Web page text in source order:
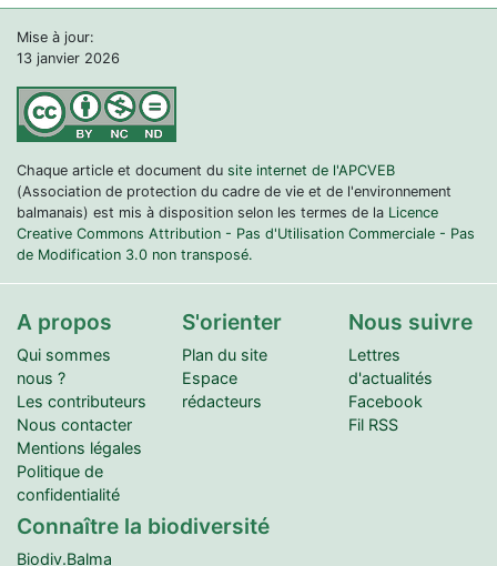
Mise à jour:
13 janvier 2026
Chaque article et document du site internet de l'APCVEB
(Association de protection du cadre de vie et de l'environnement
balmanais) est mis à disposition selon les termes de la Licence
Creative Commons Attribution - Pas d'Utilisation Commerciale - Pas
de Modification 3.0 non transposé.
A propos
Qui sommes
nous ?
Les contributeurs
Nous contacter
Mentions légales
Politique de
confidentialité
S'orienter
Plan du site
Espace
rédacteurs
Nous suivre
Lettres
d'actualités
Facebook
Fil RSS
Connaître la biodiversité
Biodiv.Balma